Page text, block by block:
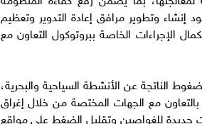
إنشاء وتطوير مرافق إعادة التدوير وتعظيم
الإجراءات الخاصة ببروتوكول التعاون مع
الناتجة عن الأنشطة السياحية والبحرية،
مع الجهات المختصة من خلال إغراق
جديدة للغواصين وتقليل الضغط على مواقع